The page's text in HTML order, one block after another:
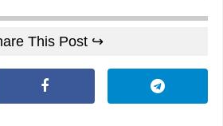
This Post ↪